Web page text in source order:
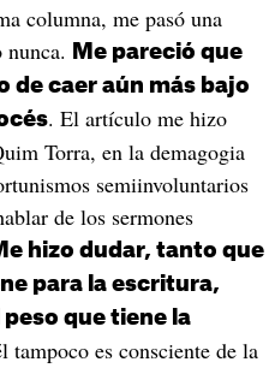
columna, me pasó una
nunca.
Me pareció que
de caer aún más bajo
. El artículo me hizo
Torra, en la demagogia
semiinvoluntarios
de los sermones
hizo dudar, tanto que
para la escritura,
que tiene la
tampoco es consciente de la